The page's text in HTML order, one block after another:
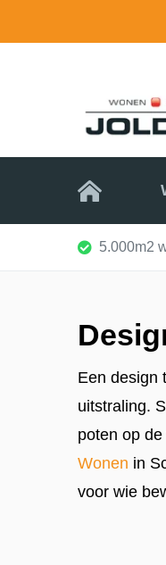
Home
5.000m2
Een design
uitstraling.
poten op
Wonen in
voor wie